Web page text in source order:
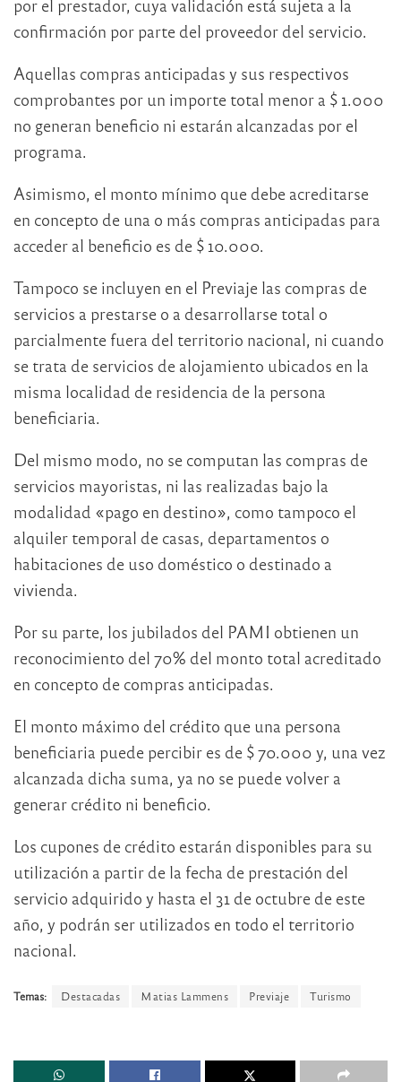
por el prestador, cuya validación está sujeta a la
confirmación por parte del proveedor del servicio.
Aquellas compras anticipadas y sus respectivos
comprobantes por un importe total menor a $ 1.000
no generan beneficio ni estarán alcanzadas por el
programa.
Asimismo, el monto mínimo que debe acreditarse
en concepto de una o más compras anticipadas para
acceder al beneficio es de $ 10.000.
Tampoco se incluyen en el Previaje las compras de
servicios a prestarse o a desarrollarse total o
parcialmente fuera del territorio nacional, ni cuando
se trata de servicios de alojamiento ubicados en la
misma localidad de residencia de la persona
beneficiaria.
Del mismo modo, no se computan las compras de
servicios mayoristas, ni las realizadas bajo la
modalidad «pago en destino», como tampoco el
alquiler temporal de casas, departamentos o
habitaciones de uso doméstico o destinado a
vivienda.
Por su parte, los jubilados del PAMI obtienen un
reconocimiento del 70% del monto total acreditado
en concepto de compras anticipadas.
El monto máximo del crédito que una persona
beneficiaria puede percibir es de $ 70.000 y, una vez
alcanzada dicha suma, ya no se puede volver a
generar crédito ni beneficio.
Los cupones de crédito estarán disponibles para su
utilización a partir de la fecha de prestación del
servicio adquirido y hasta el 31 de octubre de este
año, y podrán ser utilizados en todo el territorio
nacional.
Temas: Destacadas Matias Lammens Previaje Turismo